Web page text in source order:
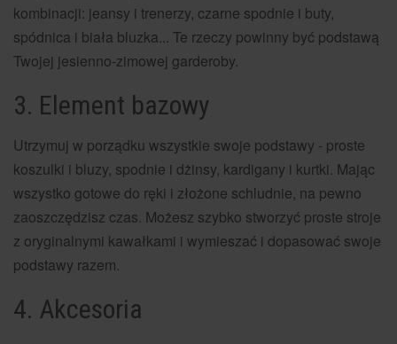
kombinacji: jeansy i trenerzy, czarne spodnie i buty,
spódnica i biała bluzka... Te rzeczy powinny być podstawą
Twojej jesienno-zimowej garderoby.
3. Element bazowy
Utrzymuj w porządku wszystkie swoje podstawy - proste
koszulki i bluzy, spodnie i dżinsy, kardigany i kurtki. Mając
wszystko gotowe do ręki i złożone schludnie, na pewno
zaoszczędzisz czas. Możesz szybko stworzyć proste stroje
z oryginalnymi kawałkami i wymieszać i dopasować swoje
podstawy razem.
4. Akcesoria